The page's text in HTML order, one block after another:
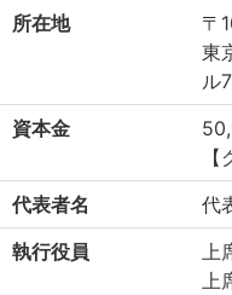
所在地
〒
東
ル
資本金
代表者名
代
執行役員